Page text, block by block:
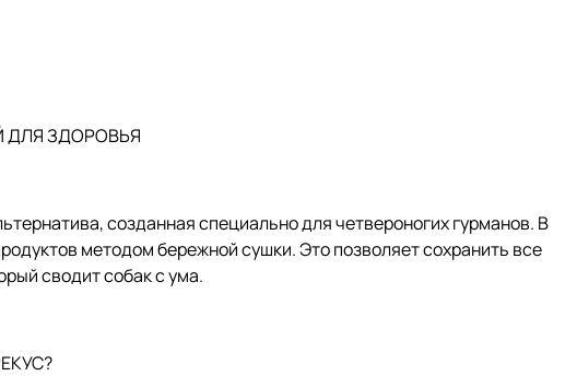
ДЛЯ ЗДОРОВЬЯ
созданная специально для четвероногих гурманов. В
методом бережной сушки. Это позволяет сохранить все
сводит собак с ума.